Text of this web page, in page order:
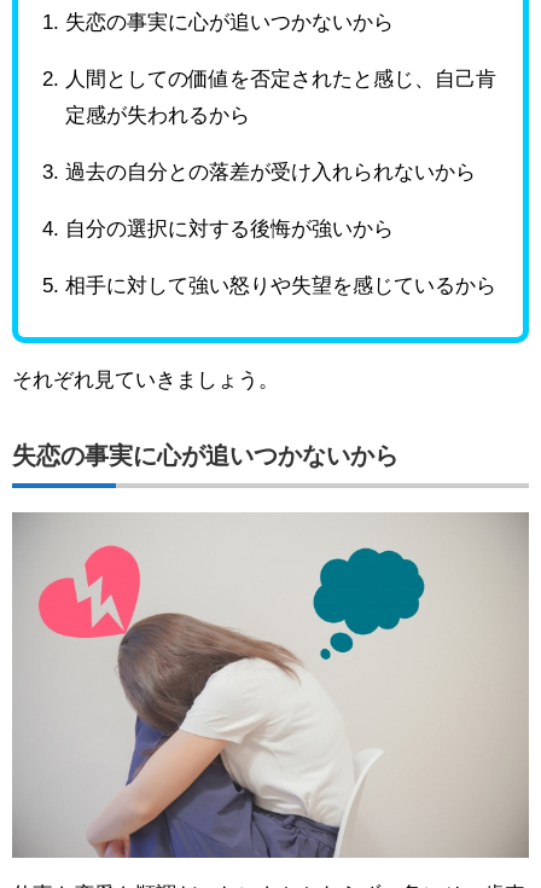
失恋の事実に心が追いつかないから
人間としての価値を否定されたと感じ、自己肯
定感が失われるから
過去の自分との落差が受け入れられないから
自分の選択に対する後悔が強いから
相手に対して強い怒りや失望を感じているから
それぞれ見ていきましょう。
失恋の事実に心が追いつかないから